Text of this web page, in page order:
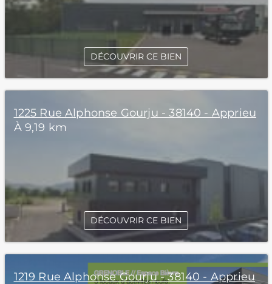
DÉCOUVRIR CE BIEN
1225 Rue Alphonse Gourju - 38140 - Apprieu
À 9,19 km
DÉCOUVRIR CE BIEN
1219 Rue Alphonse Gourju - 38140 - Apprieu